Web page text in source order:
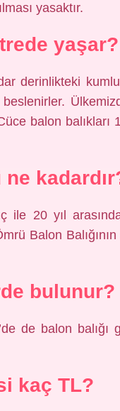
yasaktır.
yaşar?
derinlikteki
balon balıkları
ne
ile 20 yıl
Balon
bulunur?
de balon balığı
kaç TL?